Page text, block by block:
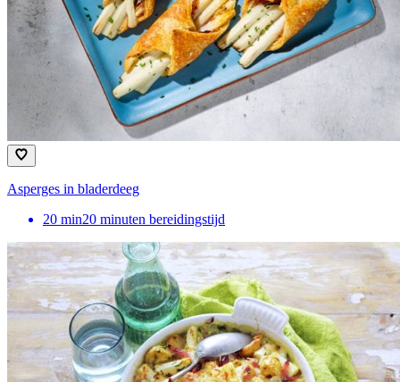
Asperges in bladerdeeg
20 min20 minuten bereidingstijd